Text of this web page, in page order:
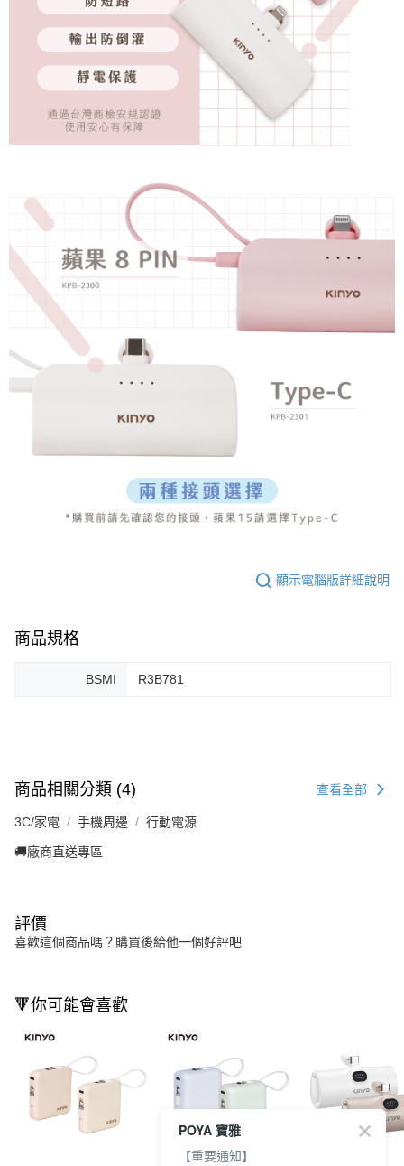
顯示電腦版詳細說明
商品規格
BSMI R3B781
商品相關分類 (4) 查看全部
3C/家電 手機周邊 行動電源
🚚廠商直送專區
評價
喜歡這個商品嗎？購買後給他一個好評吧
🔻你可能會喜歡
POYA 寶雅
【重要通知】